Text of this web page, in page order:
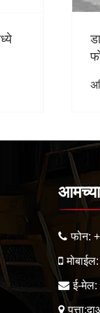
फोन:
मोबाईल:
ई-मेल: